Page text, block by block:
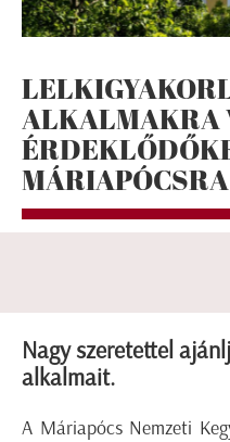
ALKALMAKRA
MÁRIAPÓCSRA
Nagy szeretettel
alkalmait.
A Máriapócs Nemzeti